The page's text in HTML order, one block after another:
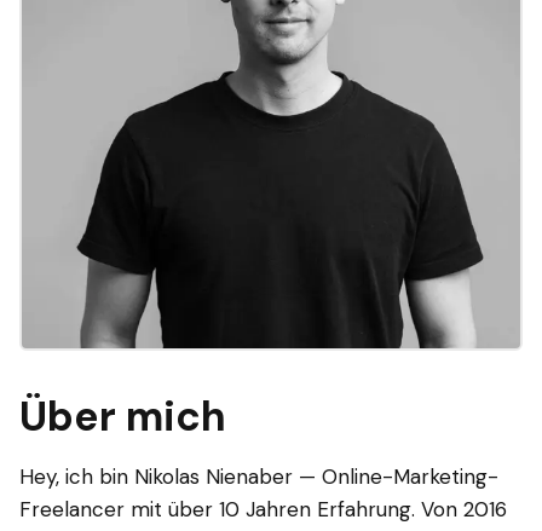
Über mich
Hey, ich bin Nikolas Nienaber — Online-Marketing-
Freelancer mit über 10 Jahren Erfahrung. Von 2016